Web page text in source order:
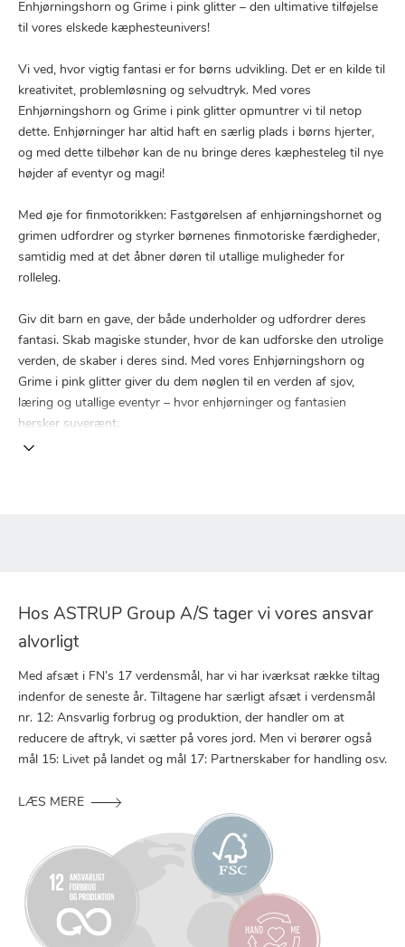
Enhjørningshorn og Grime i pink glitter – den ultimative tilføjelse
til vores elskede kæphesteunivers!
Vi ved, hvor vigtig fantasi er for børns udvikling. Det er en kilde til
kreativitet, problemløsning og selvudtryk. Med vores
Enhjørningshorn og Grime i pink glitter opmuntrer vi til netop
dette. Enhjørninger har altid haft en særlig plads i børns hjerter,
og med dette tilbehør kan de nu bringe deres kæphesteleg til nye
højder af eventyr og magi!
Med øje for finmotorikken: Fastgørelsen af enhjørningshornet og
grimen udfordrer og styrker børnenes finmotoriske færdigheder,
samtidig med at det åbner døren til utallige muligheder for
rolleleg.
Giv dit barn en gave, der både underholder og udfordrer deres
fantasi. Skab magiske stunder, hvor de kan udforske den utrolige
verden, de skaber i deres sind. Med vores Enhjørningshorn og
Grime i pink glitter giver du dem nøglen til en verden af sjov,
læring og utallige eventyr – hvor enhjørninger og fantasien
hersker suverænt.
Hos ASTRUP Group A/S tager vi vores ansvar
alvorligt
Med afsæt i FN’s 17 verdensmål, har vi har iværksat række tiltag
indenfor de seneste år. Tiltagene har særligt afsæt i verdensmål
nr. 12: Ansvarlig forbrug og produktion, der handler om at
reducere de aftryk, vi sætter på vores jord. Men vi berører også
mål 15: Livet på landet og mål 17: Partnerskaber for handling osv.
LÆS MERE